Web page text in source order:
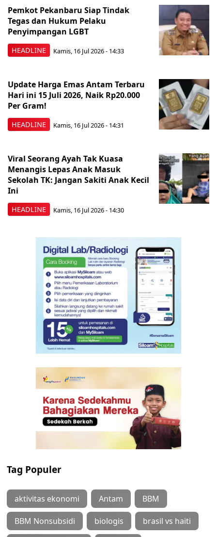
HEADLINE
Pemkot Pekanbaru Siap Tindak
Tegas dan Hukum Pelaku
Penyimpangan LGBT
Kamis, 16 Jul 2026 - 14:33
HEADLINE
Update Harga Emas Antam Terbaru
Hari ini 15 Juli 2026, Naik Rp20.000
Per Gram!
Kamis, 16 Jul 2026 - 14:31
HEADLINE
Viral Seorang Ayah Tak Kuasa
Menangis Lepas Anak Masuk
Sekolah TK: Jangan Sakiti Anak Kecil
Ini
Kamis, 16 Jul 2026 - 14:30
Tag Populer
aktivitas ekonomi Antam BBM
BBM Nonsubsidi biologis brasil vs haiti